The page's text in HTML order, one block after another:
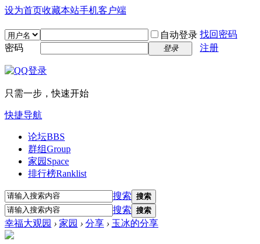
设为首页收藏本站手机客户端
自动登录 找回密码
密码
登录 注册
只需一步，快速开始
快捷导航
论坛BBS
群组Group
家园 Space
排行榜Ranklist
搜索 搜索
搜索 搜索
幸福大观园 › 家园 › 分享 › 玉冰的分享